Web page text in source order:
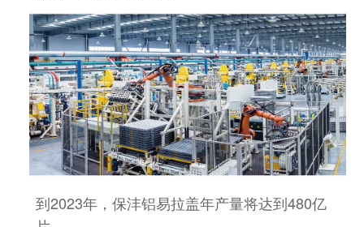
到2023年，保沣铝易拉盖年产量将达到480亿